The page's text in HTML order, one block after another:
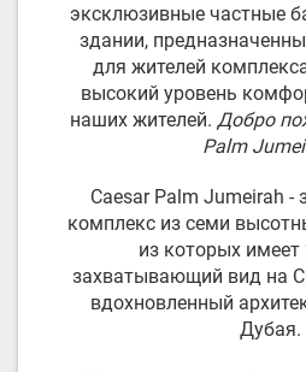
эксклюзивные частные
здании,
для жителей
высокий уровень
наших жителей. Добро
Palm
Caesar Palm Jumeirah
комплекс из семи
из которых имеет
захватывающий вид на
вдохновленный
Дубая.